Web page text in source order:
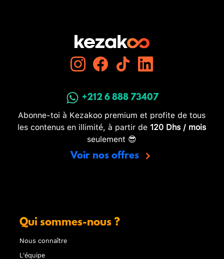
+212 6 888 73407
Abonne-toi à Kezakoo premium et profite de tous
les contenus en illimité, à partir de 120 Dhs / mois
seulement 😎
Voir nos offres
Qui sommes-nous ?
Nous connaître
L'équipe